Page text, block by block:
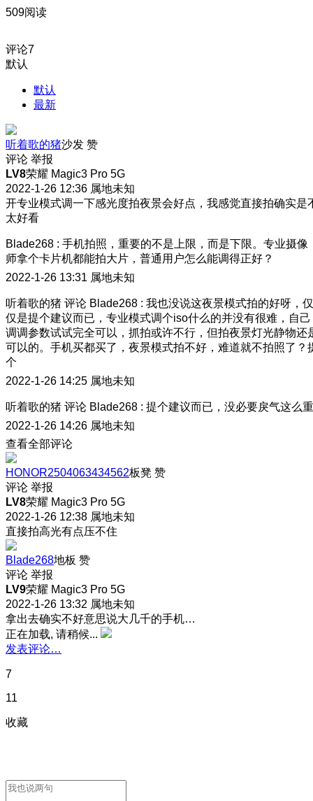
509阅读
评论7
默认
默认
最新
听着歌的猪沙发 赞
评论 举报
LV8荣耀 Magic3 Pro 5G
2022-1-26 12:36 属地未知
开专业模式调一下感光度拍夜景会好点，我感觉直接拍确实是
太好看
Blade268 : 手机拍照，重要的不是上限，而是下限。专业摄像
师拿个卡片机都能拍大片，普通用户怎么能调得正好？
2022-1-26 13:31 属地未知
听着歌的猪 评论 Blade268 : 我也没说这夜景模式拍的好呀，仅
仅是提个建议而已，专业模式调个iso什么的并没有很难，自己
调调参数试试完全可以，抓拍或许不行，但拍夜景灯光静物还
可以的。手机买都买了，夜景模式拍不好，难道就不拍照了？
个
2022-1-26 14:25 属地未知
听着歌的猪 评论 Blade268 : 提个建议而已，没必要戾气这么重
2022-1-26 14:26 属地未知
查看全部评论
HONOR2504063434562板凳 赞
评论 举报
LV8荣耀 Magic3 Pro 5G
2022-1-26 12:38 属地未知
直接拍高光有点压不住
Blade268地板 赞
评论 举报
LV9荣耀 Magic3 Pro 5G
2022-1-26 13:32 属地未知
拿出去确实不好意思说大几千的手机…
正在加载, 请稍候...
发表评论…
7
11
收藏